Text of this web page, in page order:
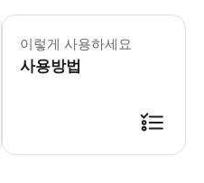
돌고래는 야생 동물이기 때문에 관찰
이렇게 사용하세요
사용방법